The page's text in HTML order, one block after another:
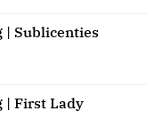
| Sublicenties
| First Lady